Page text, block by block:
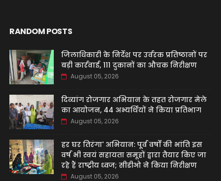
RANDOM POSTS
जिलाधिकारी के निर्देश पर उर्वरक प्रतिष्ठानों पर
बड़ी कार्रवाई, 111 दुकानों का औचक निरीक्षण
August 05, 2026
दिव्यांग रोजगार अभियान के तहत रोजगार मेले
का आयोजन, 44 अभ्यर्थियों ने किया प्रतिभाग
August 05, 2026
हर घर तिरंगा' अभियान: पूर्व वर्षों की भांति इस
वर्ष भी स्वयं सहायता समूहों द्वारा तैयार किए जा
रहे हैं राष्ट्रीय ध्वज; सीडीओ ने किया निरीक्षण
August 05, 2026